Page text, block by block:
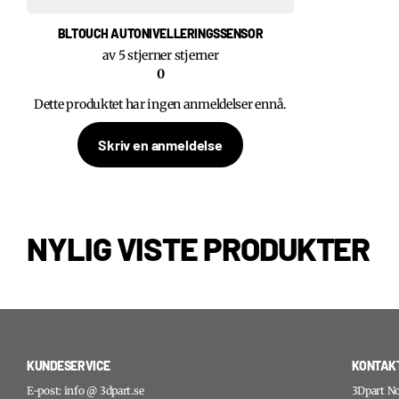
BLTOUCH AUTONIVELLERINGSSENSOR
0
av 5 stjerner stjerner
Dette produktet har ingen anmeldelser ennå.
Skriv en anmeldelse
NYLIG VISTE PRODUKTER
KUNDESERVICE
E-post: info @ 3dpart.se 3Dpart